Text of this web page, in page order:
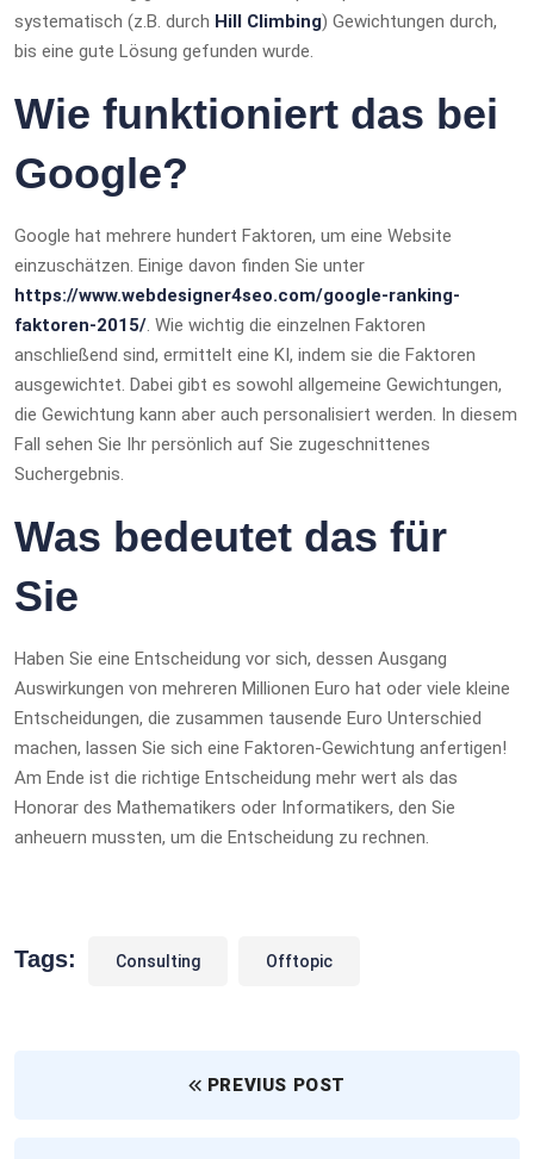
systematisch (z.B. durch Hill Climbing) Gewichtungen durch,
bis eine gute Lösung gefunden wurde.
Wie funktioniert das bei
Google?
Google hat mehrere hundert Faktoren, um eine Website
einzuschätzen. Einige davon finden Sie unter
https://www.webdesigner4seo.com/google-ranking-
faktoren-2015/. Wie wichtig die einzelnen Faktoren
anschließend sind, ermittelt eine KI, indem sie die Faktoren
ausgewichtet. Dabei gibt es sowohl allgemeine Gewichtungen,
die Gewichtung kann aber auch personalisiert werden. In diesem
Fall sehen Sie Ihr persönlich auf Sie zugeschnittenes
Suchergebnis.
Was bedeutet das für
Sie
Haben Sie eine Entscheidung vor sich, dessen Ausgang
Auswirkungen von mehreren Millionen Euro hat oder viele kleine
Entscheidungen, die zusammen tausende Euro Unterschied
machen, lassen Sie sich eine Faktoren-Gewichtung anfertigen!
Am Ende ist die richtige Entscheidung mehr wert als das
Honorar des Mathematikers oder Informatikers, den Sie
anheuern mussten, um die Entscheidung zu rechnen.
Tags: Consulting Offtopic
PREVIUS POST